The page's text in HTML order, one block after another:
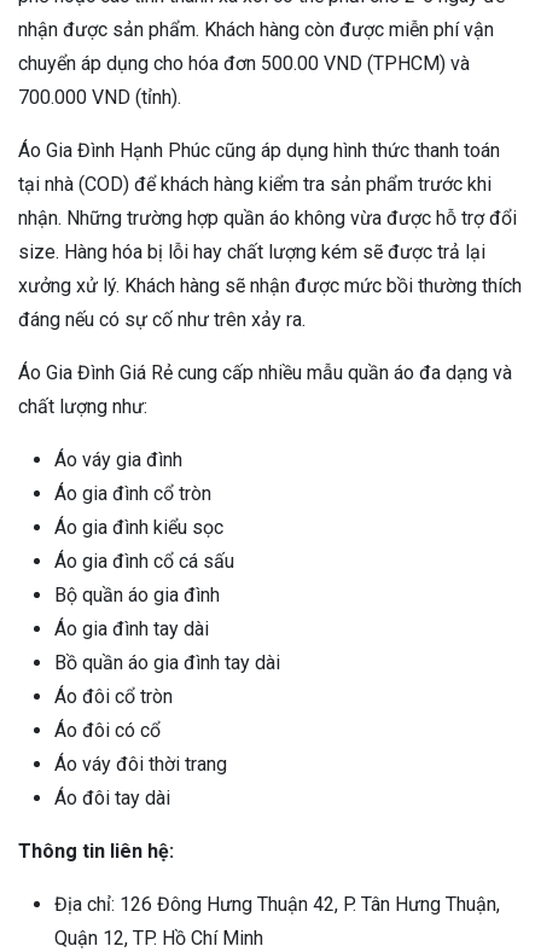
nhận được sản phẩm. Khách hàng còn được miễn phí vận
chuyển áp dụng cho hóa đơn 500.00 VND (TPHCM) và
700.000 VND (tỉnh).
Áo Gia Đình Hạnh Phúc cũng áp dụng hình thức thanh toán
tại nhà (COD) để khách hàng kiểm tra sản phẩm trước khi
nhận. Những trường hợp quần áo không vừa được hỗ trợ đổi
size. Hàng hóa bị lỗi hay chất lượng kém sẽ được trả lại
xưởng xử lý. Khách hàng sẽ nhận được mức bồi thường thích
đáng nếu có sự cố như trên xảy ra.
Áo Gia Đình Giá Rẻ cung cấp nhiều mẫu quần áo đa dạng và
chất lượng như:
Áo váy gia đình
Áo gia đình cổ tròn
Áo gia đình kiểu sọc
Áo gia đình cổ cá sấu
Bộ quần áo gia đình
Áo gia đình tay dài
Bồ quần áo gia đình tay dài
Áo đôi cổ tròn
Áo đôi có cổ
Áo váy đôi thời trang
Áo đôi tay dài
Thông tin liên hệ:
Địa chỉ: 126 Đông Hưng Thuận 42, P. Tân Hưng Thuận,
Quận 12, TP. Hồ Chí Minh